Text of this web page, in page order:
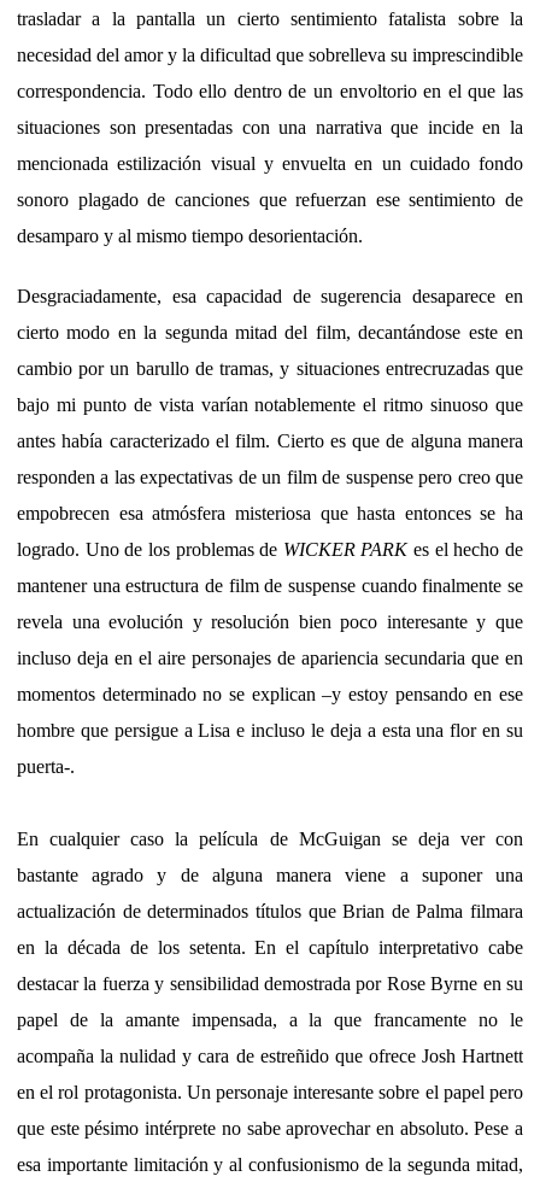
trasladar a la pantalla un cierto sentimiento fatalista sobre la
necesidad del amor y la dificultad que sobrelleva su imprescindible
correspondencia. Todo ello dentro de un envoltorio en el que las
situaciones son presentadas con una narrativa que incide en la
mencionada estilización visual y envuelta en un cuidado fondo
sonoro plagado de canciones que refuerzan ese sentimiento de
desamparo y al mismo tiempo desorientación.
Desgraciadamente, esa capacidad de sugerencia desaparece en
cierto modo en la segunda mitad del film, decantándose este en
cambio por un barullo de tramas, y situaciones entrecruzadas que
bajo mi punto de vista varían notablemente el ritmo sinuoso que
antes había caracterizado el film. Cierto es que de alguna manera
responden a las expectativas de un film de suspense pero creo que
empobrecen esa atmósfera misteriosa que hasta entonces se ha
logrado. Uno de los problemas de WICKER PARKes el hecho de
mantener una estructura de film de suspense cuando finalmente se
revela una evolución y resolución bien poco interesante y que
incluso deja en el aire personajes de apariencia secundaria que en
momentos determinado no se explican –y estoy pensando en ese
hombre que persigue a Lisa e incluso le deja a esta una flor en su
puerta-.
En cualquier caso la película de McGuigan se deja ver con
bastante agrado y de alguna manera viene a suponer una
actualización de determinados títulos que Brian de Palma filmara
en la década de los setenta. En el capítulo interpretativo cabe
destacar la fuerza y sensibilidad demostrada por Rose Byrne en su
papel de la amante impensada, a la que francamente no le
acompaña la nulidad y cara de estreñido que ofrece Josh Hartnett
en el rol protagonista. Un personaje interesante sobre el papel pero
que este pésimo intérprete no sabe aprovechar en absoluto. Pese a
esa importante limitación y al confusionismo de la segunda mitad,